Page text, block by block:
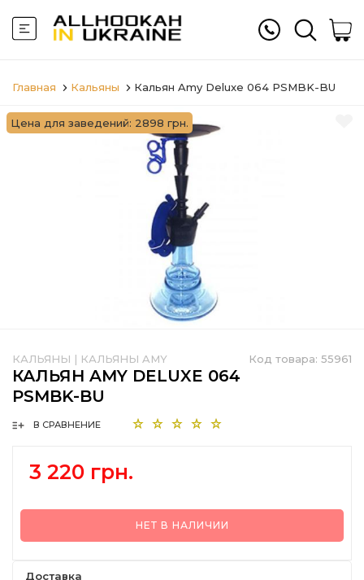
Главная Кальяны Кальян Amy Deluxe 064 PSMBK-BU
Цена для заведений: 2898 грн.
Код товара: 55961
КАЛЬЯНЫ | КАЛЬЯНЫ AMY
КАЛЬЯН AMY DELUXE 064
PSMBK-BU
В СРАВНЕНИЕ
3 220 грн.
НЕТ В НАЛИЧИИ
Доставка